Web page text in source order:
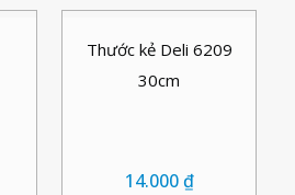
Thước kẻ Deli 6209
30cm
14.000₫